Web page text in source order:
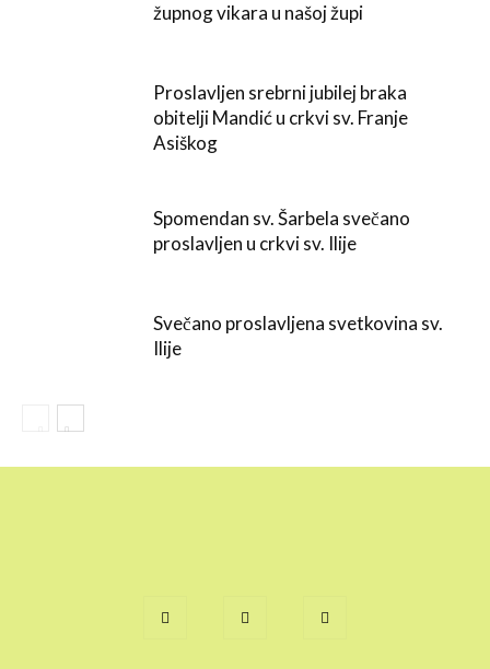
župnog vikara u našoj župi
Proslavljen srebrni jubilej braka
obitelji Mandić u crkvi sv. Franje
Asiškog
Spomendan sv. Šarbela svečano
proslavljen u crkvi sv. Ilije
Svečano proslavljena svetkovina sv.
Ilije